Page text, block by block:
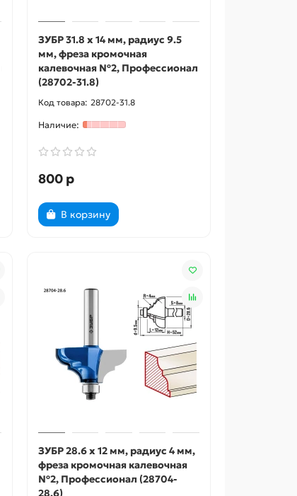
ЗУБР 31.8 x 14 мм, радиус 9.5
мм, фреза кромочная
калевочная №2, Профессионал
(28702-31.8)
28702-31.8
800 р
В корзину
ЗУБР 28.6 x 12 мм, радиус 4 мм,
фреза кромочная калевочная
№2, Профессионал (28704-
28.6)